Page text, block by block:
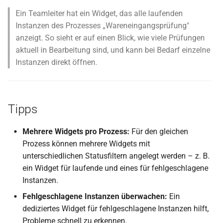
KI: Text übersetzen
KI: Text zusammenfassen
KI: Aufgabe zuordnen
(Routing)
KI: Text generieren
KI: Markdown-Inhalt
KI: JSON-Inhalt abfragen
Ein Teamleiter hat ein Widget, das alle laufenden
Instanzen des Prozesses „Wareneingangsprüfung"
anzeigt. So sieht er auf einen Blick, wie viele Prüfungen
aktuell in Bearbeitung sind, und kann bei Bedarf einzelne
Instanzen direkt öffnen.
Tipps
Mehrere Widgets pro Prozess: Für den gleichen
Prozess können mehrere Widgets mit
unterschiedlichen Statusfiltern angelegt werden – z. B.
ein Widget für laufende und eines für fehlgeschlagene
Instanzen.
Fehlgeschlagene Instanzen überwachen: Ein
dediziertes Widget für fehlgeschlagene Instanzen hilft,
Probleme schnell zu erkennen.